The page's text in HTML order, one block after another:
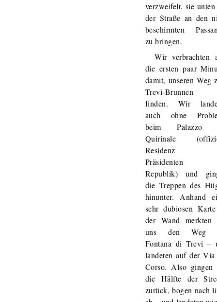
verzweifelt, sie
der Straße an den
beschirmten
zu bringen.
Wir verbrachten
die ersten paar
damit, unseren Weg
Trevi-Brunnen
finden. Wir
auch ohne
beim Palazzo
Quirinale
Residenz
Präsidenten
Republik) und
die Treppen des
hinunter. Anhand
sehr dubiosen
der Wand merkten
uns den Weg
Fontana di Trevi –
landeten auf der
Corso. Also
die Hälfte der
zurück, bogen nach